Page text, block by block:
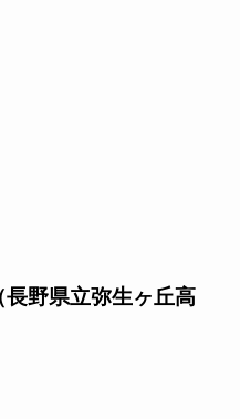
野県立弥生ヶ丘高